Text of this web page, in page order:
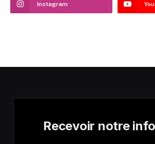
Instagram
Recevoir notre